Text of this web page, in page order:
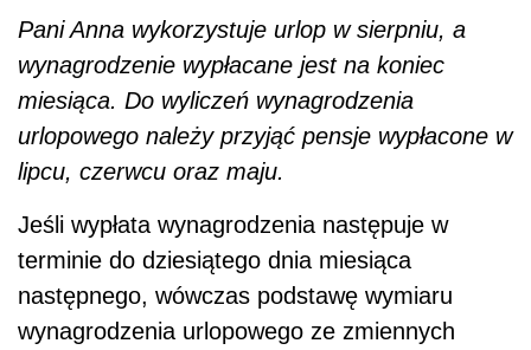
Pani Anna wykorzystuje urlop w sierpniu, a
wynagrodzenie wypłacane jest na koniec
miesiąca. Do wyliczeń wynagrodzenia
urlopowego należy przyjąć pensje wypłacone w
lipcu, czerwcu oraz maju.
Jeśli wypłata wynagrodzenia następuje w
terminie do dziesiątego dnia miesiąca
następnego, wówczas podstawę wymiaru
wynagrodzenia urlopowego ze zmiennych